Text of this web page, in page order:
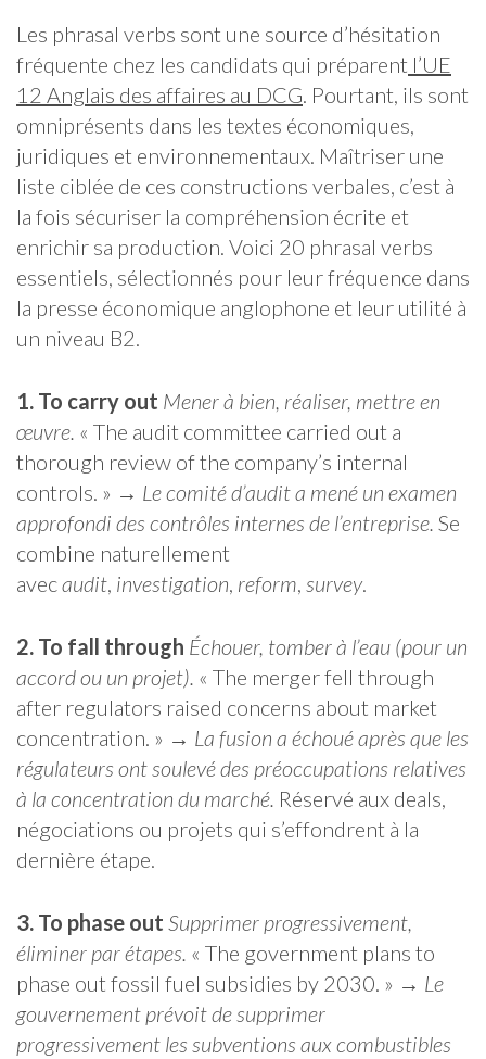
Les phrasal verbs sont une source d’hésitation
fréquente chez les candidats qui préparent l’UE
12 Anglais des affaires au DCG . Pourtant, ils sont
omniprésents dans les textes économiques,
juridiques et environnementaux. Maîtriser une
liste ciblée de ces constructions verbales, c’est à
la fois sécuriser la compréhension écrite et
enrichir sa production. Voici 20 phrasal verbs
essentiels, sélectionnés pour leur fréquence dans
la presse économique anglophone et leur utilité à
un niveau B2.
1. To carry out Mener à bien, réaliser, mettre en
œuvre. « The audit committee carried out a
thorough review of the company’s internal
controls. » → Le comité d’audit a mené un examen
approfondi des contrôles internes de l’entreprise. Se
combine naturellement
avecaudit investigation reform survey.
2. To fall through Échouer, tomber à l’eau (pour un
accord ou un projet). « The merger fell through
after regulators raised concerns about market
concentration. » → La fusion a échoué après que les
régulateurs ont soulevé des préoccupations relatives
à la concentration du marché. Réservé aux deals,
négociations ou projets qui s’effondrent à la
dernière étape.
3. To phase out Supprimer progressivement,
éliminer par étapes. « The government plans to
phase out fossil fuel subsidies by 2030. » → Le
gouvernement prévoit de supprimer
progressivement les subventions aux combustibles